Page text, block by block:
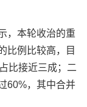
，本轮收治的重
比例比较高，目
比接近三成；二
60%，其中合并